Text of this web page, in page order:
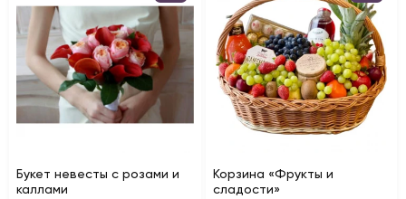
Букет невесты с розами и
каллами
Корзина «Фрукты и
сладости»